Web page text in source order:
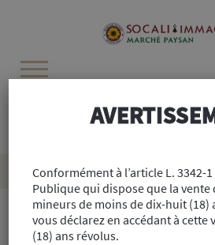
Accueil>Alimentaire>Cave> Bières>
Réf : #42480
Conformément à l’article L. 3342-
Publique qui dispose que la vente
mineurs de moins de dix-huit (18)
vous déclarez en accédant à
(18) ans révolus.